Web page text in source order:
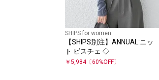
SHIPS for women
【SHIPS別注】ANNUAL:ニッ
ト ビスチェ ◇
￥ 5,984〔60%OFF〕